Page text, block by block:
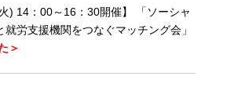
) 14：00～16：30開催】 「ソーシャ
就労支援機関をつなぐマッチング会」
＞